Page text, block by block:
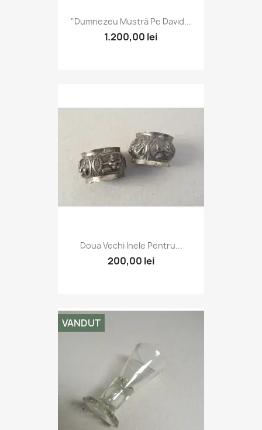
"Dumnezeu Mustră Pe David...
1.200,00 lei
Doua Vechi Inele Pentru...
200,00 lei
VANDUT